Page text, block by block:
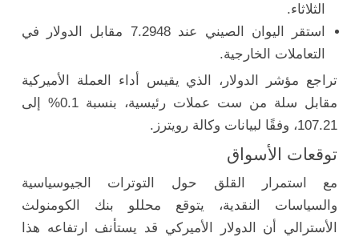
الثلاثاء.
استقر اليوان الصيني عند 7.2948 مقابل الدولار في
التعاملات الخارجية.
تراجع مؤشر الدولار، الذي يقيس أداء العملة الأميركية
مقابل سلة من ست عملات رئيسية، بنسبة 0.1% إلى
107.21، وفقًا لبيانات وكالة رويترز.
توقعات الأسواق
مع استمرار القلق حول التوترات الجيوسياسية
والسياسات النقدية، يتوقع محللو بنك الكومنولث
الأسترالي أن الدولار الأميركي قد يستأنف ارتفاعه هذا